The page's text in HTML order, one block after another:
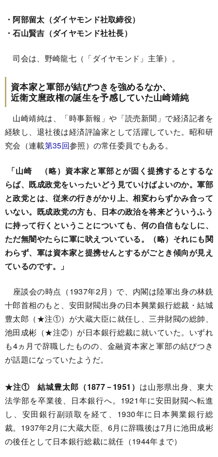
・阿部留太（ダイヤモンド社取締役）
・石山賢吉（ダイヤモンド社社長）
司会は、野崎龍七（「ダイヤモンド」主筆）。
資本家と軍部が結びつきを強めるなか、
近衛文麿政権の誕生を予感していた山崎靖純
山崎靖純は、「時事新報」や「読売新聞」で経済記者を
経験し、退社後は経済評論家として活躍していた。昭和研
究会（連載第35回参照）の常任委員でもある。
「山崎 （略）資本家と軍部とが固く提携するとするな
らば、既成政党をいったいどう見ていけばよいのか。軍部
と政党とは、従来の行きがかり上、相変わらずかみ合って
いない。既成政党の方も、日本の政治を将来どういうふう
に持って行くということについても、何の自信もなしに、
ただ無闇やたらに軍に吠えついている。（略）それにも関
わらず、軍は資本家と提携せんとするがごとき傾向が見え
ているのです。」
座談会の時点（1937年2月）で、内閣は陸軍出身の林銑
十郎首相のもと、安田財閥出身の日本興業銀行総裁・結城
豊太郎（★注①）が大蔵大臣に就任し、三井財閥の総帥、
池田成彬（★注②）が日本銀行総裁に就いていた。いずれ
も4ヵ月で辞職したものの、金融資本家と軍部の結びつき
が話題になっていたようだ。
★注① 結城豊太郎（1877－1951） は山形県出身、東大
法学部を卒業後、日本銀行へ。1921年に安田財閥へ転進
し、安田銀行副頭取を経て、1930年に日本興業銀行総
裁。1937年2月に大蔵大臣、6月に辞職後は7月に池田成彬
の後任として日本銀行総裁に就任（1944年まで）